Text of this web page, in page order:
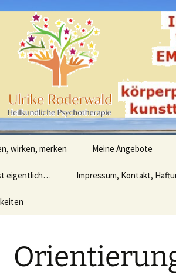
Ulrike
Psychotherapie
wirken, merken Meine Angebote
eigentlich… Impressum, Kontakt,